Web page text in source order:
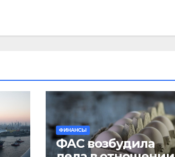
ФИНАНСЫ
ФАС возбудила